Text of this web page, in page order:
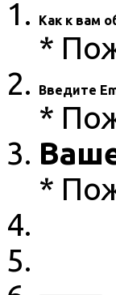
Как к вам
*
Введите
*
*